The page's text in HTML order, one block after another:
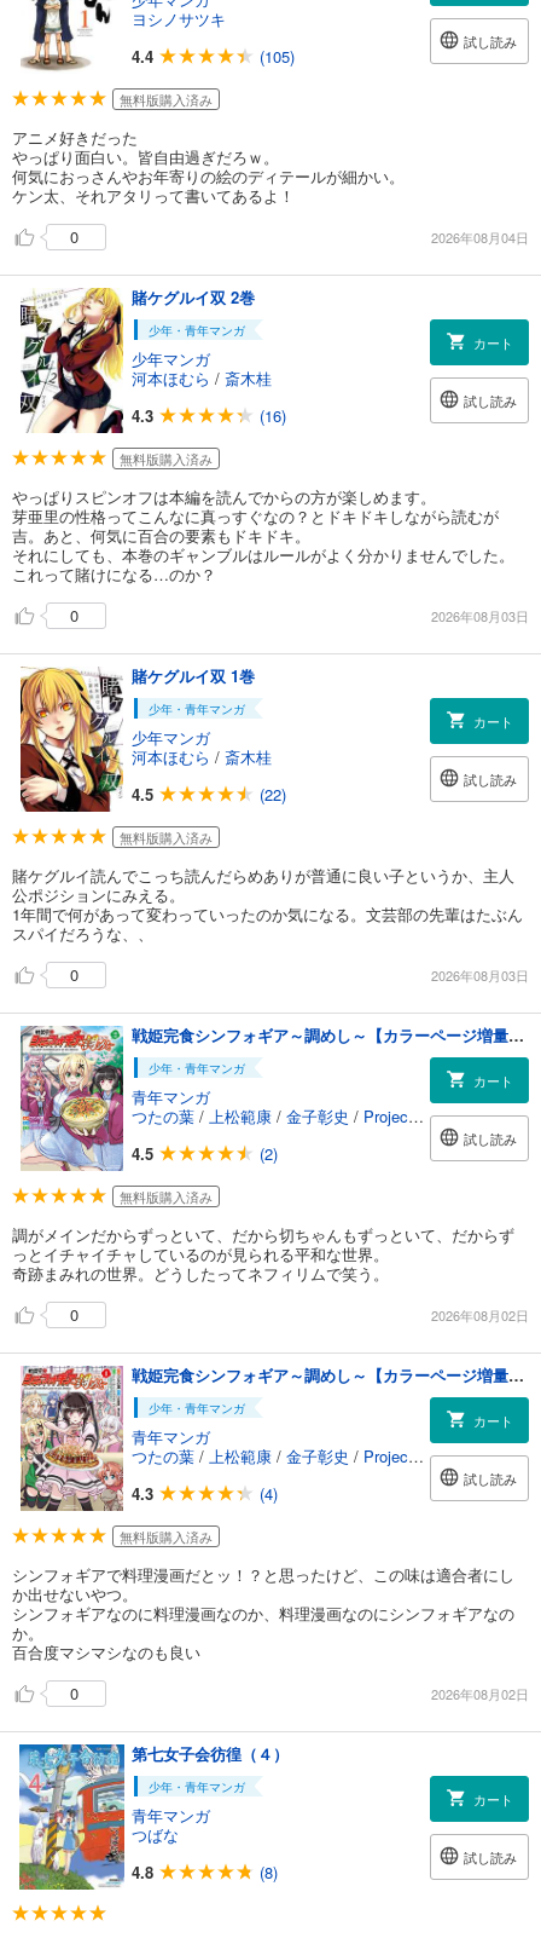
ヨシノサツキ
4.4
(105)
試し読み
無料版購入済み
アニメ好きだった
やっぱり面白い。皆自由過ぎだろｗ。
何気におっさんやお年寄りの絵のディテールが細かい。
ケン太、それアタリって書いてあるよ！
0
2026年08月04日
賭ケグルイ双 2巻
少年・青年マンガ
少年マンガ
河本ほむら / 斎木桂
4.3
(16)
カート
試し読み
無料版購入済み
やっぱりスピンオフは本編を読んでからの方が楽しめます。
芽亜里の性格ってこんなに真っすぐなの？とドキドキしながら読むが
吉。あと、何気に百合の要素もドキドキ。
それにしても、本巻のギャンブルはルールがよく分かりませんでした。
これって賭けになる…のか？
0
2026年08月03日
賭ケグルイ双 1巻
少年・青年マンガ
少年マンガ
河本ほむら / 斎木桂
4.5
(22)
カート
試し読み
無料版購入済み
賭ケグルイ読んでこっち読んだらめありが普通に良い子というか、主人
公ポジションにみえる。
1年間で何があって変わっていったのか気になる。文芸部の先輩はたぶん
スパイだろうな、、
0
2026年08月03日
戦姫完食シンフォギア～調めし～【カラーページ増量版】 (2)
少年・青年マンガ
青年マンガ
つたの葉 / 上松範康 / 金子彰史 / Project シンフォギアXV
4.5
(2)
カート
試し読み
無料版購入済み
調がメインだからずっといて、だから切ちゃんもずっといて、だからず
っとイチャイチャしているのが見られる平和な世界。
奇跡まみれの世界。どうしたってネフィリムで笑う。
0
2026年08月02日
戦姫完食シンフォギア～調めし～【カラーページ増量版】 (1)
少年・青年マンガ
青年マンガ
つたの葉 / 上松範康 / 金子彰史 / Project シンフォギアXV
4.3
(4)
カート
試し読み
無料版購入済み
シンフォギアで料理漫画だとッ！？と思ったけど、この味は適合者にし
か出せないやつ。
シンフォギアなのに料理漫画なのか、料理漫画なのにシンフォギアなの
か。
百合度マシマシなのも良い
0
2026年08月02日
第七女子会彷徨（４）
少年・青年マンガ
青年マンガ
つばな
4.8
(8)
カート
試し読み